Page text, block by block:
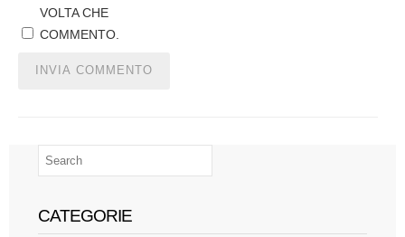
VOLTA CHE
COMMENTO.
CATEGORIE